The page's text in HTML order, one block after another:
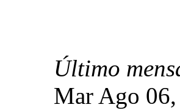
Último
Mar Ago